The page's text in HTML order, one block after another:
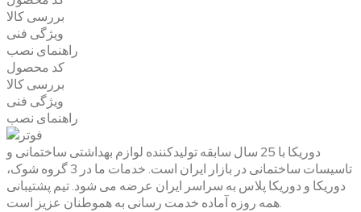
بررسی کالا
ویژگی فنی
راهنمای نصب
کد محصول
بررسی کالا
ویژگی فنی
راهنمای نصب
دوریکا با 25 سال سابقه تولیدکننده لوازم بهداشتی ساختمانی و
تاسیسات ساختمانی در بازار ایران است. خدمات ما در 3 گروه شوک،
دوریکا و دوریکا پلاس به سراسر ایران عرضه می شود. تیم پشتیبانی
همه روزه آماده خدمت رسانی به هموطنان عزیز است.